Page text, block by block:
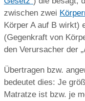
zwischen zwei
Körper A auf B wirkt)
(Gegenkraft von
den Verursacher der
Übertragen bzw.
bedeutet dies: Je
Matratze ist bzw. je